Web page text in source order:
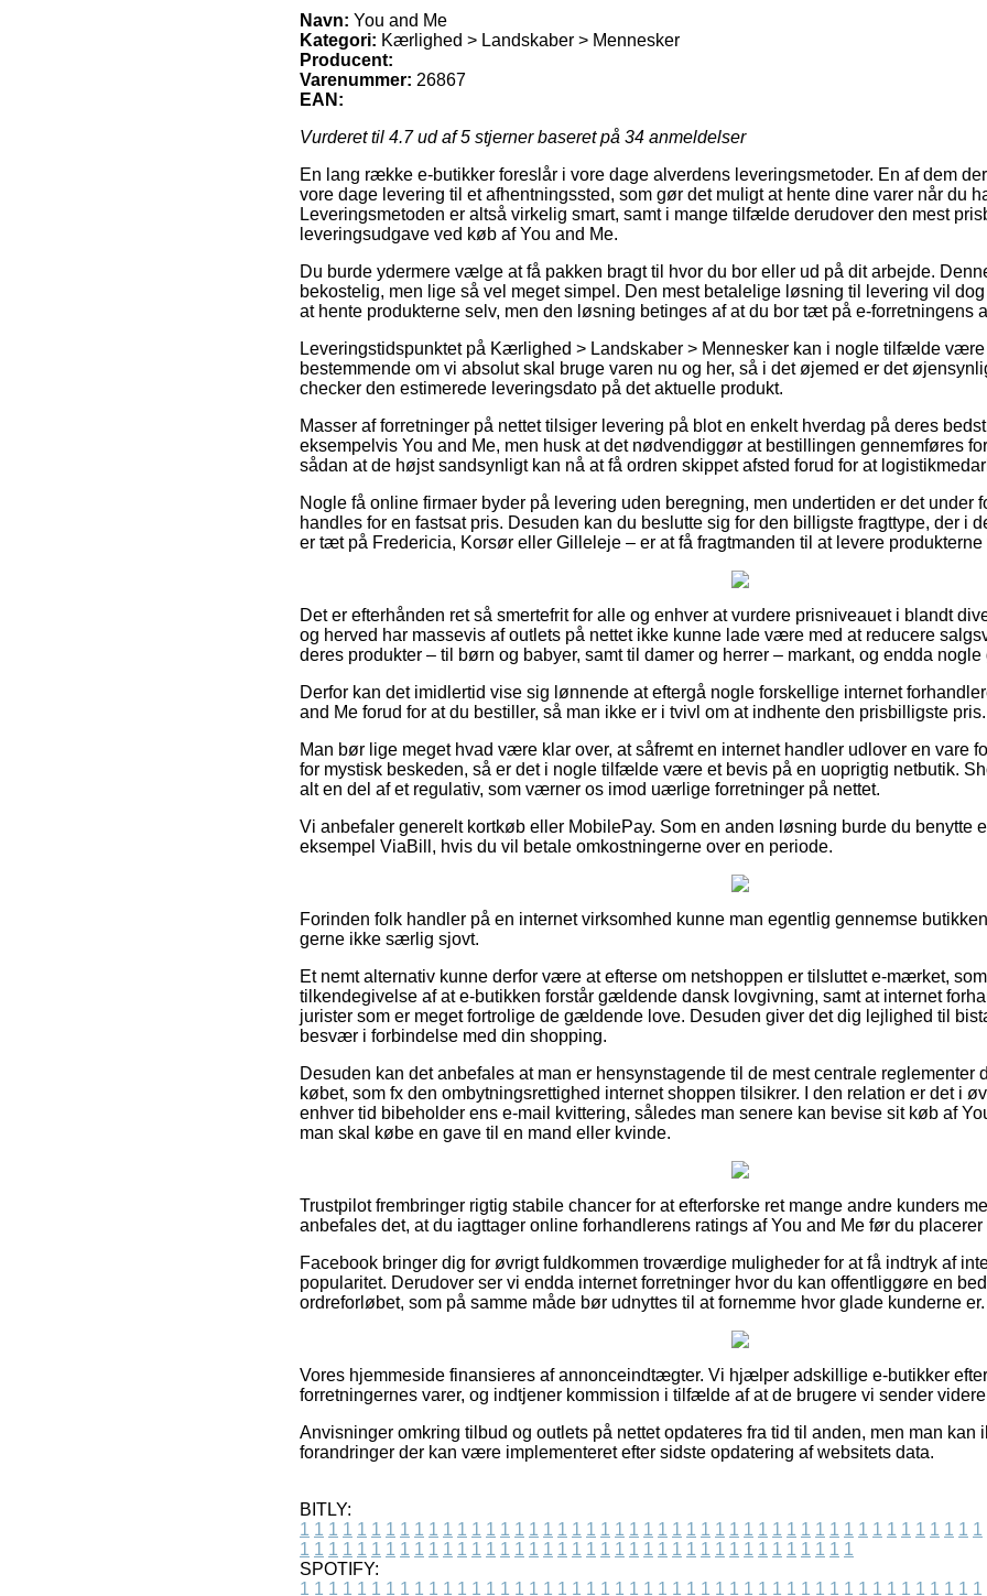
Navn: You and Me
Kategori: Kærlighed > Landskaber > Mennesker
Producent:
Varenummer: 26867
EAN:
Vurderet til 4.7ud af 5 stjerner baseret på 34 anmeldelser
En lang række e-butikker foreslår i vore dage alverdens leveringsmetoder. En af dem
vore dage levering til et afhentningssted, som gør det muligt at hente dine varer når du
Leveringsmetoden er altså virkelig smart, samt i mange tilfælde derudover den mest
leveringsudgave ved køb af You and Me.
Du burde ydermere vælge at få pakken bragt til hvor du bor eller ud på dit arbejde.
bekostelig, men lige så vel meget simpel. Den mest betalelige løsning til levering vil
at hente produkterne selv, men den løsning betinges af at du bor tæt på e-forretningens
Leveringstidspunktet på Kærlighed > Landskaber > Mennesker kan i nogle tilfælde
bestemmende om vi absolut skal bruge varen nu og her, så i det øjemed er det
checker den estimerede leveringsdato på det aktuelle produkt.
Masser af forretninger på nettet tilsiger levering på blot en enkelt hverdag på deres
eksempelvis You and Me, men husk at det nødvendiggør at bestillingen gennemføres
sådan at de højst sandsynligt kan nå at få ordren skippet afsted forud for at
Nogle få online firmaer byder på levering uden beregning, men undertiden er det under
handles for en fastsat pris. Desuden kan du beslutte sig for den billigste fragttype, der i
er tæt på Fredericia, Korsør eller Gilleleje – er at få fragtmanden til at levere
Det er efterhånden ret så smertefrit for alle og enhver at vurdere prisniveauet i blandt
og herved har massevis af outlets på nettet ikke kunne lade være med at reducere
deres produkter – til børn og babyer, samt til damer og herrer – markant, og endda nogle
Derfor kan det imidlertid vise sig lønnende at eftergå nogle forskellige internet
and Me forud for at du bestiller, så man ikke er i tvivl om at indhente den prisbilligste pris.
Man bør lige meget hvad være klar over, at såfremt en internet handler udlover en vare
for mystisk beskeden, så er det i nogle tilfælde være et bevis på en uoprigtig netbutik.
alt en del af et regulativ, som værner os imod uærlige forretninger på nettet.
Vi anbefaler generelt kortkøb eller MobilePay. Som en anden løsning burde du benytte
eksempel ViaBill, hvis du vil betale omkostningerne over en periode.
Forinden folk handler på en internet virksomhed kunne man egentlig gennemse
gerne ikke særlig sjovt.
Et nemt alternativ kunne derfor være at efterse om netshoppen er tilsluttet e-mærket,
tilkendegivelse af at e-butikken forstår gældende dansk lovgivning, samt at internet
jurister som er meget fortrolige de gældende love. Desuden giver det dig lejlighed til
besvær i forbindelse med din shopping.
Desuden kan det anbefales at man er hensynstagende til de mest centrale reglementer
købet, som fx den ombytningsrettighed internet shoppen tilsikrer. I den relation er det i
enhver tid bibeholder ens e-mail kvittering, således man senere kan bevise sit køb af
man skal købe en gave til en mand eller kvinde.
Trustpilot frembringer rigtig stabile chancer for at efterforske ret mange andre kunders
anbefales det, at du iagttager online forhandlerens ratings af You and Me før du placerer
Facebook bringer dig for øvrigt fuldkommen troværdige muligheder for at få indtryk af
popularitet. Derudover ser vi endda internet forretninger hvor du kan offentliggøre en
ordreforløbet, som på samme måde bør udnyttes til at fornemme hvor glade kunderne er.
Vores hjemmeside finansieres af annonceindtægter. Vi hjælper adskillige e-butikker
forretningernes varer, og indtjener kommission i tilfælde af at de brugere vi sender
Anvisninger omkring tilbud og outlets på nettet opdateres fra tid til anden, men man kan
forandringer der kan være implementeret efter sidste opdatering af websitets data.
BITLY:
1 1 1 1 1 1 1 1 1 1 1 1 1 1 1 1 1 1 1 1 1 1 1 1 1 1 1 1 1 1 1 1 1 1 1 1 1 1 1 1 1 1 1 1 1 1 1 1
1 1 1 1 1 1 1 1 1 1 1 1 1 1 1 1 1 1 1 1 1 1 1 1 1 1 1 1 1 1 1 1 1 1 1 1 1 1 1
SPOTIFY:
1 1 1 1 1 1 1 1 1 1 1 1 1 1 1 1 1 1 1 1 1 1 1 1 1 1 1 1 1 1 1 1 1 1 1 1 1 1 1 1 1 1 1 1 1 1 1 1